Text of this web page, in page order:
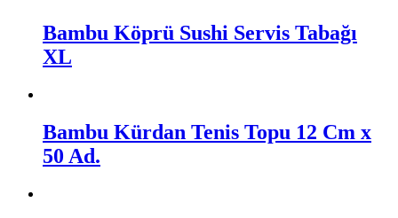
Bambu Köprü Sushi Servis Tabağı
XL
Bambu Kürdan Tenis Topu 12 Cm x
50 Ad.